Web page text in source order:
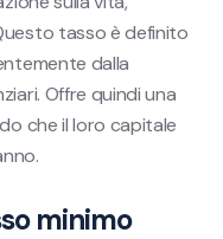
tasso è definito
dalla
Offre quindi una
che il loro capitale
minimo